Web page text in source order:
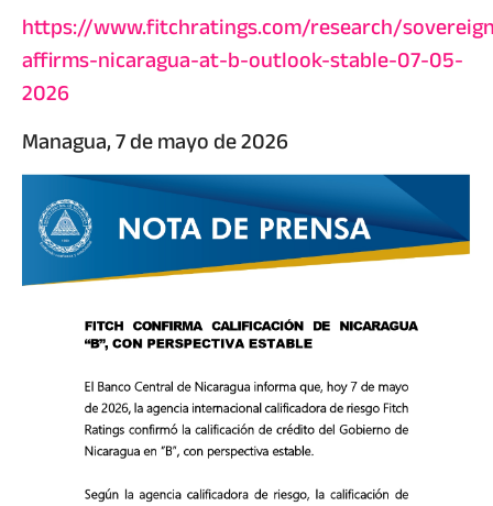
https://www.fitchratings.com/research/
affirms-nicaragua-at-b-outlook-stable-07-05-
2026
Managua, 7 de mayo de 2026